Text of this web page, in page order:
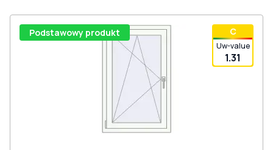
С
Uw-value
1.31
Podstawowy produkt